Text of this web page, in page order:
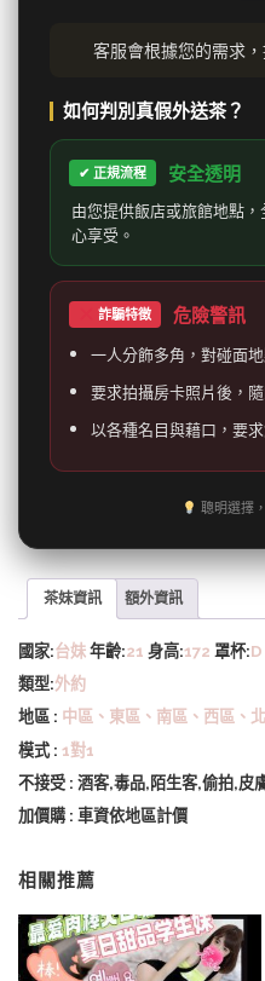
客服會根據您的需求
如何判別真假外送茶？
✔ 正規流程 安全透明
由您提供飯店或旅館地點
心享受。
詐騙特徵 危險警訊
一人分飾多角，對碰面
要求拍攝房卡照片後，
以各種名目與藉口，要
聰明選擇
茶妹資訊 額外資訊
國家:台妹 年齡:21 身高:172 罩杯:D
類型:外約
地區 : 中區、東區、南區、西區、
模式 : 1對1
不接受 : 酒客,毒品,陌生客,偷拍,皮
加價購 : 車資依地區計價
相關推薦